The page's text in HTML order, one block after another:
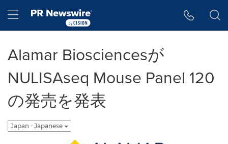
Hamburger menu
Alamar Biosciencesが
NULISAseq Mouse Panel 120
の発売を発表
Japan - Japanese